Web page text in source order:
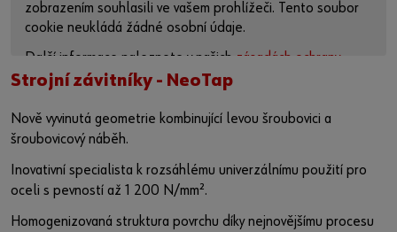
zobrazením souhlasili ve vašem prohlížeči. Tento soubor
cookie neukládá žádné osobní údaje.
Další informace naleznete v našich zásadách ochrany
osobních údajůa nastránce o souborech cookie
Aktivovat obsah
na platformě poskytovatele:
https://youtu.be/QjVJWk6AY0Q
Strojní závitníky - NeoTap
Nově vyvinutá geometrie kombinující levou šroubovici a
šroubovicový náběh.
Inovativní specialista k rozsáhlému univerzálnímu použití pro
oceli s pevností až 1 200 N/mm².
Homogenizovaná struktura povrchu díky nejnovějšímu procesu